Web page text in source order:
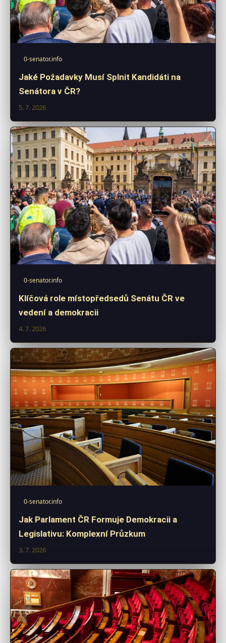
0-senator.info
Jaké Požadavky Musí Splnit Kandidáti na
Senátora v ČR?
5. 7. 2026
0-senator.info
Klíčová role místopředsedů Senátu ČR ve
vedení a demokracii
4. 7. 2026
0-senator.info
Jak Parlament ČR Formuje Demokracii a
Legislativu: Komplexní Průzkum
3. 7. 2026